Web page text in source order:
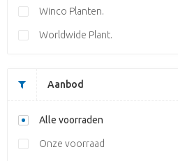
Winco Planten.
Worldwide Plant.
Aanbod
Alle voorraden
Onze voorraad